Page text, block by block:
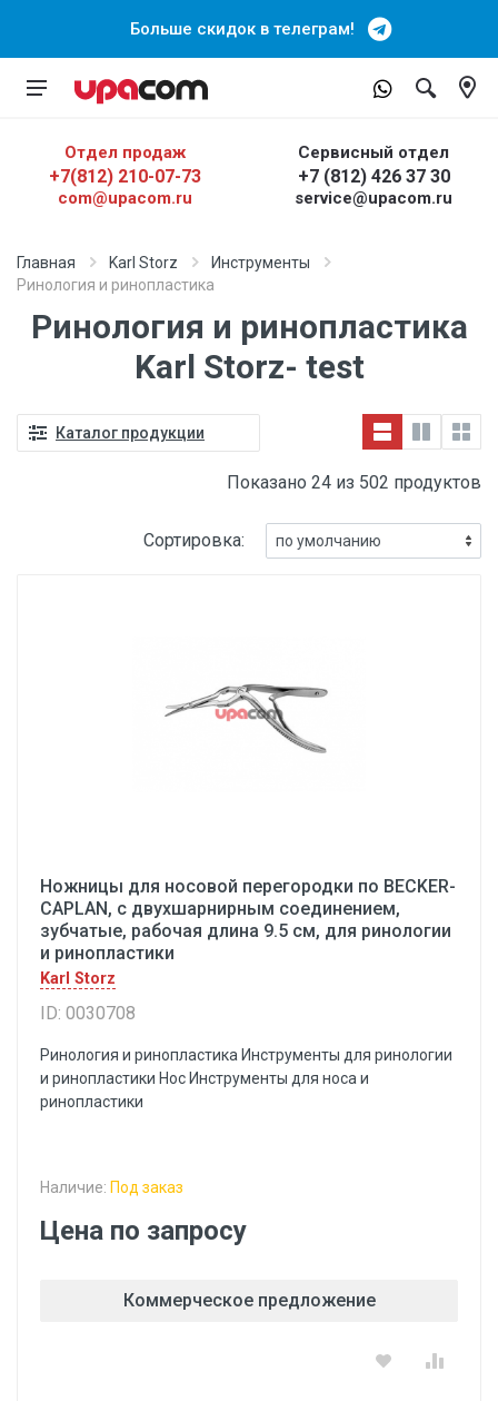
Больше скидок в телеграм!
Отдел продаж
+7(812) 210-07-73
com@upacom.ru
Сервисный отдел
+7 (812) 426 37 30
service@upacom.ru
Главная Karl Storz
Инструменты
Ринология и ринопластика
Ринология и ринопластика
Karl Storz- test
Каталог продукции
Показано 24 из 502 продуктов
Сортировка:
Ножницы для носовой перегородки по BECKER-
CAPLAN, с двухшарнирным соединением,
зубчатые, рабочая длина 9.5 см, для ринологии
и ринопластики
Karl Storz
ID: 0030708
Ринология и ринопластика Инструменты для ринологии
и ринопластики Hoc Инструменты для носа и
ринопластики
Наличие: Под заказ
Цена по запросу
Коммерческое предложение